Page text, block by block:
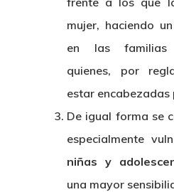
mujer, haciendo
en las familias
quienes, por
estar encabezadas
De igual forma se
especialmente
niñas y
una mayor